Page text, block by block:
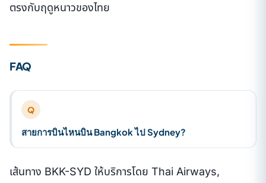
ตรงกับฤดูหนาวของไทย
FAQ
Q
สายการบินไหนบิน Bangkok ไป Sydney?
เส้นทาง BKK-SYD ให้บริการโดย Thai Airways,